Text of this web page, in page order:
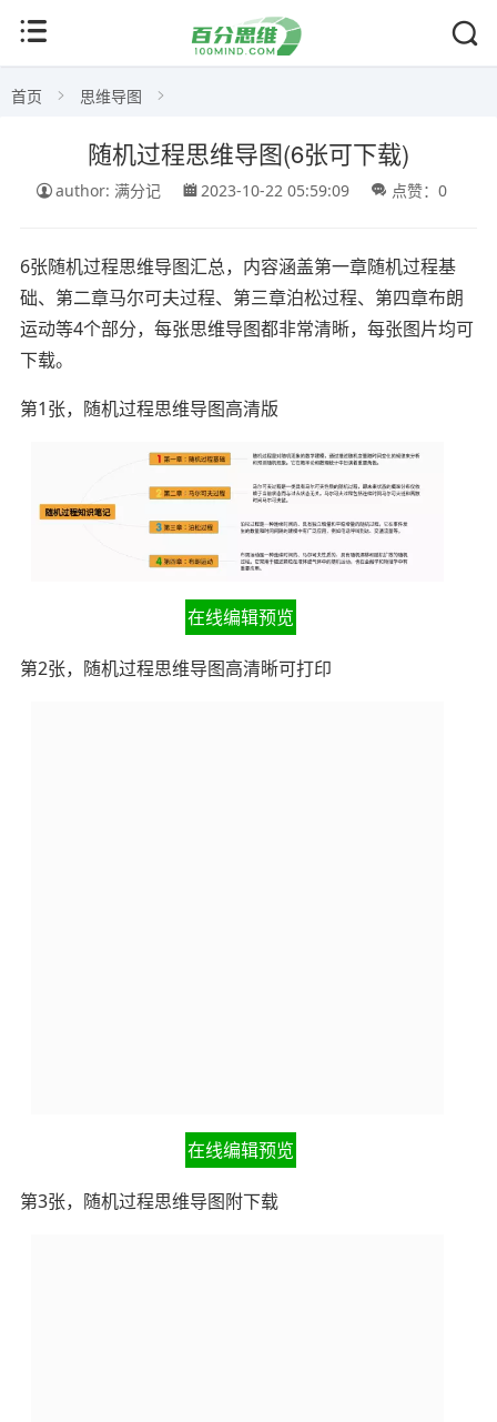
首页 思维导图
随机过程思维导图(6张可下载)
author: 满分记 2023-10-22 05:59:09 点赞：0
6张随机过程思维导图汇总，内容涵盖第一章随机过程基
础、第二章马尔可夫过程、第三章泊松过程、第四章布朗
运动等4个部分，每张思维导图都非常清晰，每张图片均可
下载。
第1张，随机过程思维导图高清版
在线编辑预览
第2张，随机过程思维导图高清晰可打印
在线编辑预览
第3张，随机过程思维导图附下载